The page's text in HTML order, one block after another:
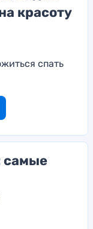
красоту
спать
самые